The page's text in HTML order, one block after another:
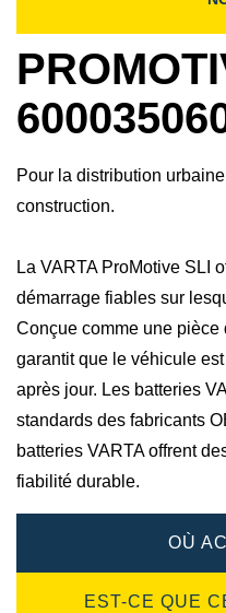
Pour la distribution
construction.
La VARTA ProMotive SLI
démarrage fiables sur
Conçue comme une
garantit que le véhicule
après jour. Les batteries
standards des fabricants
batteries VARTA offrent
fiabilité durable.
OÙ
EST-CE QUE